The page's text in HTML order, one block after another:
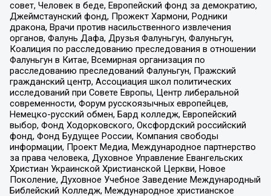
совет, Человек в беде, Европейский фонд за демократию,
Джеймстаунский фонд, Прожект Хармони, Родники
дракона, Врачи против насильственного извлечения
органов, Фалунь Дафа, Друзья Фалуньгун, Фалуньгун,
Коалиция по расследованию преследования в отношении
Фалуньгун в Китае, Всемирная организация по
расследованию преследований Фалуньгун, Пражский
гражданский центр, Ассоциация школ политических
исследований при Совете Европы, Центр либеральной
современности, Форум русскоязычных европейцев,
Немецко-русский обмен, Бард колледж, Европейский
выбор, Фонд Ходорковского, Оксфордский российский
фонд, Фонд Будущее России, Компания свободы
информации, Проект Медиа, Международное партнерство
за права человека, Духовное Управление Евангельских
Христиан Украинской Христианской Церкви, Новое
Поколение, Духовное Учебное Заведение Международный
Библейский Колледж, Международное христианское